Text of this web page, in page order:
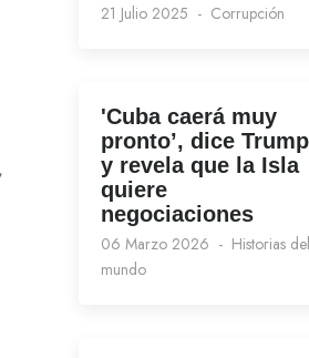
21 Julio 2025 Corrupción
'Cuba caerá muy
pronto’, dice Trump
y revela que la Isla
quiere
negociaciones
06 Marzo 2026
Historias del
mundo